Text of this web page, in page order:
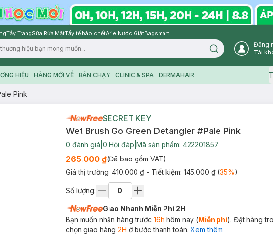
Tẩy TrangSữa Rửa MặtTẩy tế bào chếtArielNước GiặtBagsmart
Search icon
Đăng
Tài
HIỆU HÀNG MỚI VỀ BÁN CHẠY CLINIC & SPA DERMAHAIR
Pink
SECRET KEY
Wet Brush Go Green Detangler #Pale Pink
0 đánh giá 0 Hỏi đáp Mã sản phẩm: 422201857
265.000 ₫(Đã bao gồm VAT)
Giá thị trường: 410.000 ₫ - Tiết kiệm: 145.000 ₫(35%)
Số lượng:
Giao Nhanh Miễn Phí 2H
Bạn muốn nhận hàng trước 16h hôm nay (Miễn phí). Đặt hàng
chọn giao hàng 2H ở bước thanh toán. Xem thêm